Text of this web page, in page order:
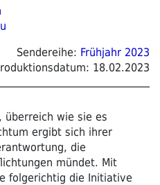
Sendereihe: Frühjahr 2023
18.02.2023
überreich wie sie es
ergibt sich ihrer
die
mündet. Mit
folgerichtig die Initiative